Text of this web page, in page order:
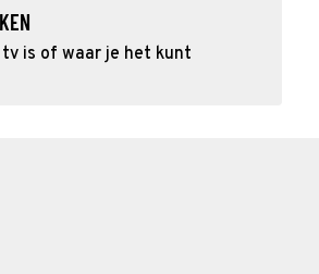
tv is of waar je het kunt